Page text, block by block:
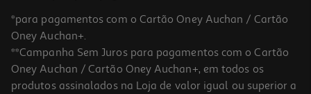
-10%
*para pagamentos com o Cartão Oney Auchan / Cartão
Oney Auchan+.
**Campanha Sem Juros para pagamentos com o Cartão
Oney Auchan / Cartão Oney Auchan+, em todos os
produtos assinalados na Loja de valor igual ou superior a